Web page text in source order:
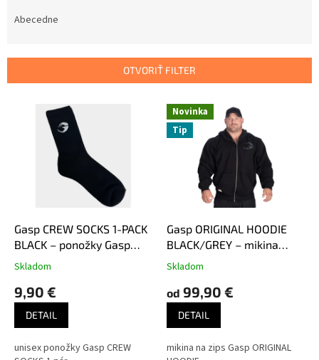
p
Abecedne
OTVORIŤ FILTER
Gasp CREW SOCKS 1-PACK
BLACK – ponožky Gasp
čierne 1 pár
Skladom
9,90 €
DETAIL
unisex ponožky Gasp CREW
Novinka
Tip
Gasp ORIGINAL HOODIE
BLACK/GREY – mikina
Gasp čierno-šedá
Skladom
od 99,90 €
DETAIL
mikina na zips Gasp ORIGINAL